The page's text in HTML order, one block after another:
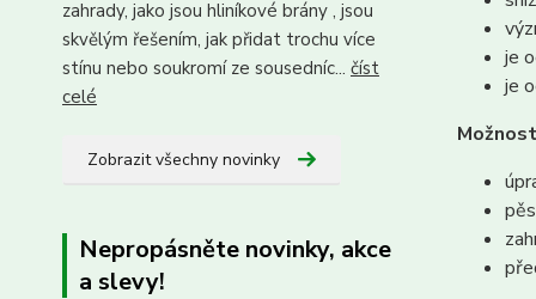
zahrady, jako jsou hliníkové brány , jsou
skvělým řešením, jak přidat trochu více
stínu nebo soukromí ze sousedníc... číst
celé
Zobrazit všechny novinky
Nepropásněte novinky, akce
a slevy!
je
je